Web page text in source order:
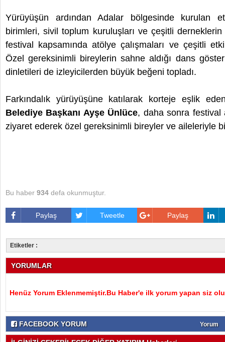
Yürüyüşün ardından Adalar bölgesinde kurulan
birimleri, sivil toplum kuruluşları ve çeşitli derneklerin
festival kapsamında atölye çalışmaları ve çeşitli
Özel gereksinimli bireylerin sahne aldığı dans
dinletileri de izleyicilerden büyük beğeni topladı.
Farkındalık yürüyüşüne katılarak korteje eşlik
Belediye Başkanı Ayşe Ünlüce, daha sonra festival
ziyaret ederek özel gereksinimli bireyler ve aileleriyle
Bu haber 934 defa okunmuştur.
Paylaş Tweetle Paylaş
Etiketler :
YORUMLAR
Henüz Yorum Eklenmemiştir.Bu Haber'e ilk yorum yapan siz
FACEBOOK YORUM Yorum